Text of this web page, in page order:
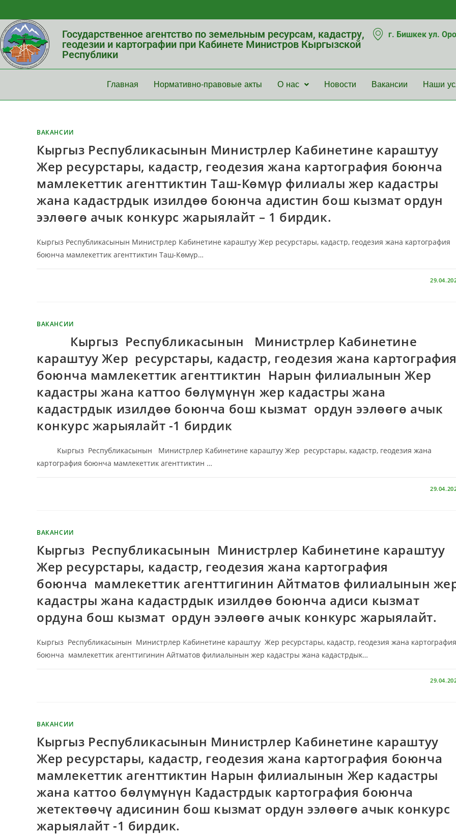
Государственное агентство по земельным ресурсам, кадастру,
геодезии и картографии при Кабинете Министров Кыргызской
Республики
г. Бишкек ул.
Главная Нормативно-правовые акты О нас Новости Вакансии Наши
ВАКАНСИИ
Кыргыз Республикасынын Министрлер Кабинетине караштуу
Жер ресурстары, кадастр, геодезия жана картография боюнча
мамлекеттик агенттиктин Таш-Көмүр филиалы жер кадастры
жана кадастрдык изилдөө боюнча адистин бош кызмат ордун
ээлөөгө ачык конкурс жарыялайт – 1 бирдик.
Кыргыз Республикасынын Министрлер Кабинетине караштуу Жер ресурстары, кадастр, геодезия жана картография
боюнча мамлекеттик агенттиктин Таш-Көмүр…
ВАКАНСИИ
Кыргыз Республикасынын Министрлер Кабинетине
караштуу Жер ресурстары, кадастр, геодезия жана
боюнча мамлекеттик агенттиктин Нарын филиалынын Жер
кадастры жана каттоо бөлүмүнүн жер кадастры жана
кадастрдык изилдөө боюнча бош кызмат ордун ээлөөгө ачык
конкурс жарыялайт -1 бирдик
Кыргыз Республикасынын Министрлер Кабинетине караштуу Жер ресурстары, кадастр, геодезия жана
картография боюнча мамлекеттик агенттиктин …
ВАКАНСИИ
Кыргыз Республикасынын Министрлер Кабинетине караштуу
Жер ресурстары, кадастр, геодезия жана картография
боюнча мамлекеттик агенттигинин Айтматов филиалынын
кадастры жана кадастрдык изилдөө боюнча адиси кызмат
ордуна бош кызмат ордун ээлөөгө ачык конкурс жарыялайт.
Кыргыз Республикасынын Министрлер Кабинетине караштуу Жер ресурстары, кадастр, геодезия жана картография
боюнча мамлекеттик агенттигинин Айтматов филиалынын жер кадастры жана кадастрдык…
ВАКАНСИИ
Кыргыз Республикасынын Министрлер Кабинетине караштуу
Жер ресурстары, кадастр, геодезия жана картография боюнча
мамлекеттик агенттиктин Нарын филиалынын Жер кадастры
жана каттоо бөлүмүнүн Кадастрдык картография боюнча
жетектөөчү адисинин бош кызмат ордун ээлөөгө ачык конкурс
жарыялайт -1 бирдик.